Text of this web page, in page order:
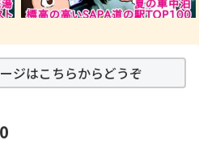
ジはこちらからどうぞ